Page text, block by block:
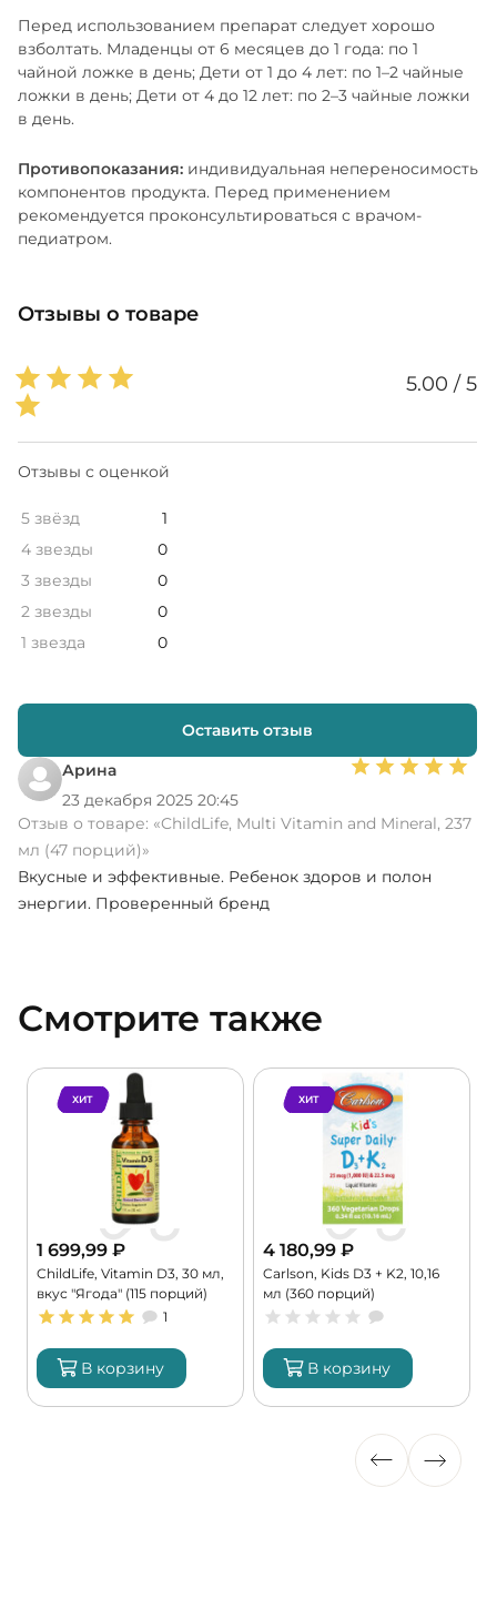
цитрата калия), Инозитол, Очищенная вода,
фруктоза, натуральные ароматизаторы, лимонная
кислота, ксантановая камедь, сорбат калия и
экстракт семян грейпфрута.
Не содержит глютена, казеина и спирта. В составе
также отсутствуют молоко, яйца, пшеница,
дрожжи, арахис, древесные орехи, рыба и
ракообразные.
ароматизаторов или подсластителей.
Перед использованием препарат следует хорошо
взболтать. Младенцы от 6 месяцев до 1 года: по 1
чайной ложке в день; Дети от 1 до 4 лет: по 1–2 чайные
ложки в день; Дети от 4 до 12 лет: по 2–3 чайные ложки
в день.
Противопоказания: индивидуальная непереносимость
компонентов продукта. Перед применением
рекомендуется проконсультироваться с врачом-
педиатром.
Отзывы о товаре
Арина
23 декабря 2025 20:45
Отзыв о товаре: «ChildLife, Multi Vitamin and Mineral, 237
мл (47 порций)»
Вкусные и эффективные. Ребенок здоров и полон
энергии. Проверенный бренд
5.00 / 5
Отзывы с оценкой
5 звёзд
1
4 звезды
0
3 звезды
0
2 звезды
0
1 звезда
0
Оставить отзыв
Смотрите также
ХИТ
1 699,99 ₽
ChildLife, Vitamin D3, 30 мл,
вкус "Ягода" (115 порций)
1
В корзину
ХИТ
4 180,99 ₽
Carlson, Kids D3 + K2, 10,16
мл (360 порций)
В корзину